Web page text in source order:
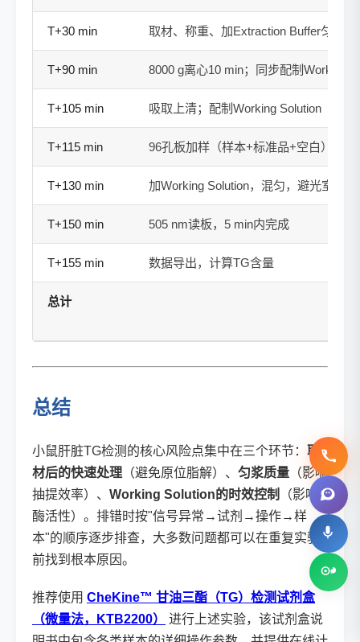
T+30 min 取材、称重、加Extraction Buffer匀浆
T+90 min 8000 g离心10 min；同步配制Working
T+105 min 吸取上清；配制Working Solution（1:1
T+115 min 96孔板加样（样本+标准品+空白）
T+130 min 加Working Solution，混匀，避光室温
T+150 min 505 nm读板，5 min内完成
T+155 min 数据导出，计算TG含量
总计
总结
小鼠肝脏TG检测的核心风险点集中在三个环节： 取
材后的快速处理 （避免原位脂解）、 匀浆质量 （影响
抽提效率）、 Working Solution的时效控制
（影响
酶活性）。排错时按"信号异常→试剂→操作→样
本"的顺序逐步排查，大多数问题都可以在重复实验
前找到根本原因。
推荐使用 CheKine™ 甘油三酯（TG）检测试剂盒
（微量法，KTB2200）
进行上述实验，该试剂盒说